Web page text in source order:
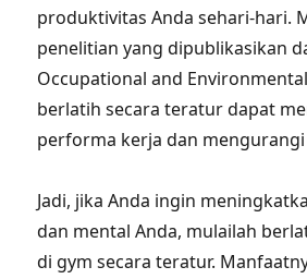
produktivitas Anda sehari-hari.
penelitian yang dipublikasikan
Occupational and
berlatih secara teratur dapat
performa kerja dan mengurangi
Jadi, jika Anda ingin
dan mental Anda, mulailah
di gym secara teratur.